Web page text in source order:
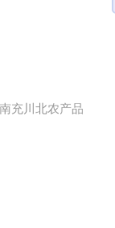
充川北农产品